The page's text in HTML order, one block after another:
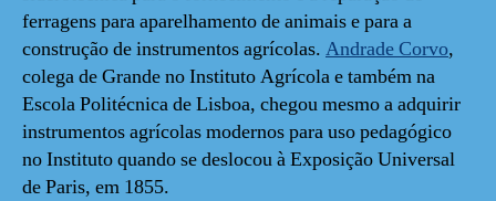
ferragens para aparelhamento de animais e para a
construção de instrumentos agrícolas. Andrade Corvo,
colega de Grande no Instituto Agrícola e também na
Escola Politécnica de Lisboa, chegou mesmo a adquirir
instrumentos agrícolas modernos para uso pedagógico
no Instituto quando se deslocou à Exposição Universal
de Paris, em 1855.